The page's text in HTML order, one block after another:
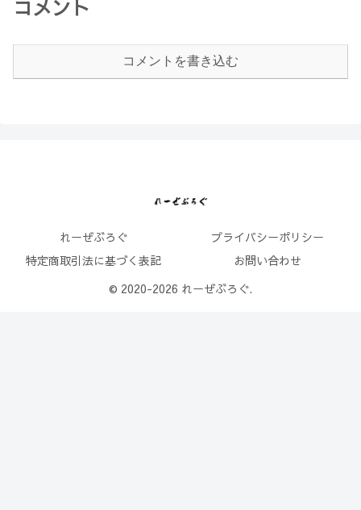
コメント
コメントを書き込む
れーぜぶろぐ
プライバシーポリシー
特定商取引法に基づく表記
お問い合わせ
© 2020-2026 れーぜぶろぐ.